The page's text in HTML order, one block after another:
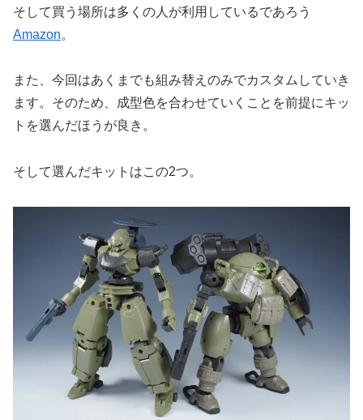
そして買う場所は多くの人が利用しているであろう
Amazon。
また、今回はあくまでも組み替えのみでカスタムしていき
ます。そのため、成型色を合わせていくことを前提にキッ
トを選んだほうが良き。
そして選んだキットはこの2つ。